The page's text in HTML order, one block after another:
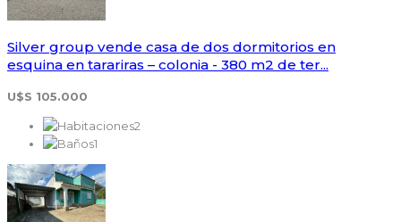
Silver group vende casa de dos dormitorios en
esquina en tarariras – colonia - 380 m2 de ter...
U$S 105.000
2
1